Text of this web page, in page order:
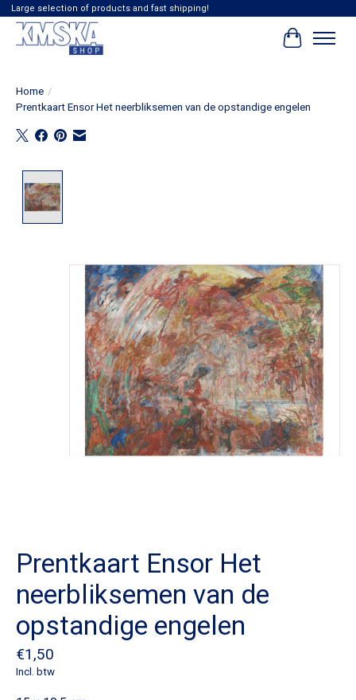
Large selection of products and fast shipping!
Home /
Prentkaart Ensor Het neerbliksemen van de opstandige engelen
Prentkaart Ensor Het
neerbliksemen van de
opstandige engelen
€1,50
Incl. btw